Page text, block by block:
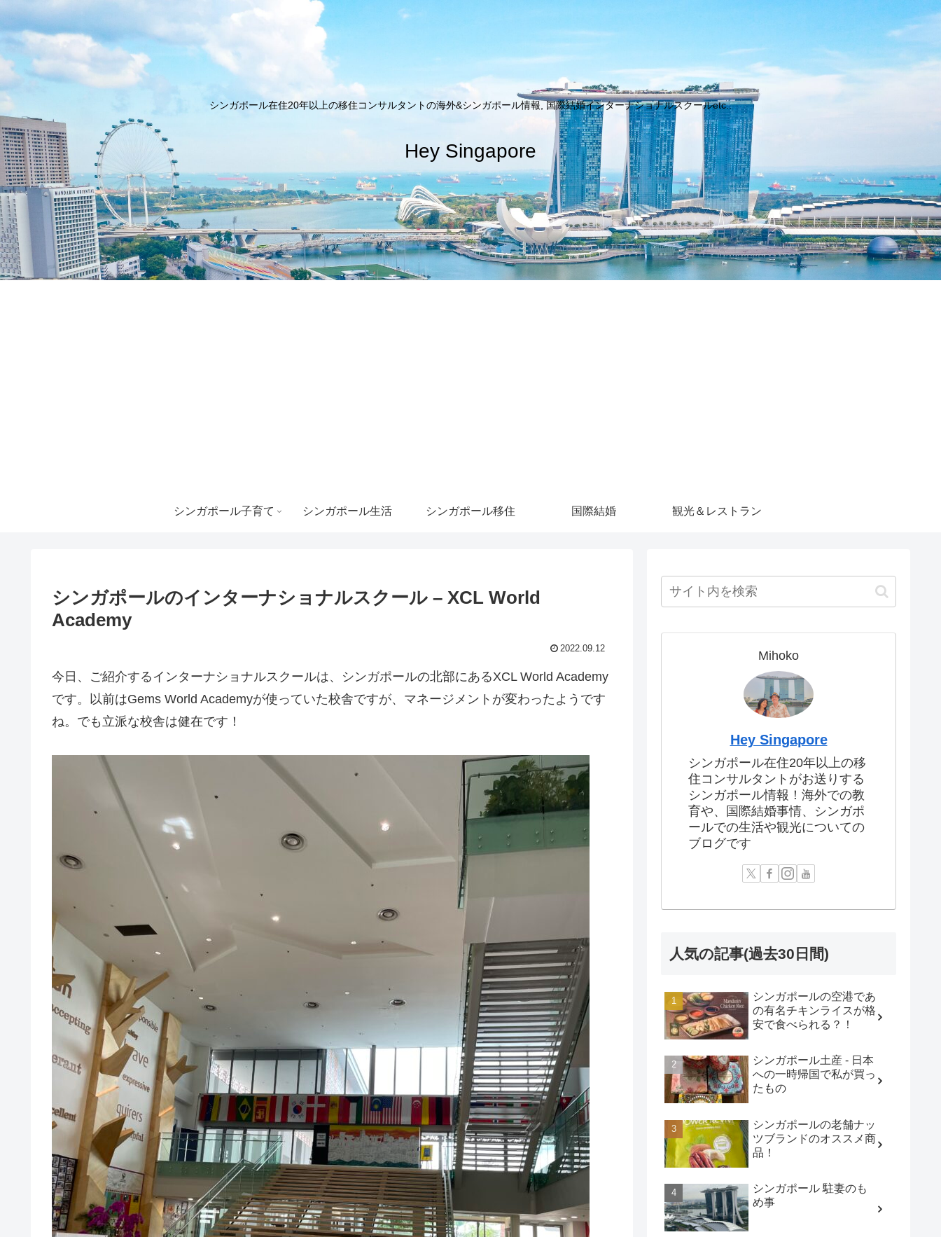
シンガポール在住20年以上の移住コンサルタントの海外&シンガポール情報, 国際結婚インターナショナルスクールetc..
Hey Singapore
シンガポール子育て シンガポール生活 シンガポール移住 国際結婚 観光＆レストラン
シンガポールのインターナショナルスクール – XCL World
Academy
2022.09.12
今日、ご紹介するインターナショナルスクールは、シンガポールの北部にあるXCL World Academy
です。以前はGems World Academyが使っていた校舎ですが、マネージメントが変わったようです
ね。でも立派な校舎は健在です！
Mihoko
Hey Singapore
シンガポール在住20年以上の移
住コンサルタントがお送りする
シンガポール情報！海外での教
育や、国際結婚事情、シンガポ
ールでの生活や観光についての
ブログです
人気の記事(過去30日間)
シンガポールの空港であ
の有名チキンライスが格
安で食べられる？！
シンガポール土産 - 日本
への一時帰国で私が買っ
たもの
シンガポールの老舗ナッ
ツブランドのオススメ商
品！
シンガポール 駐妻のも
め事